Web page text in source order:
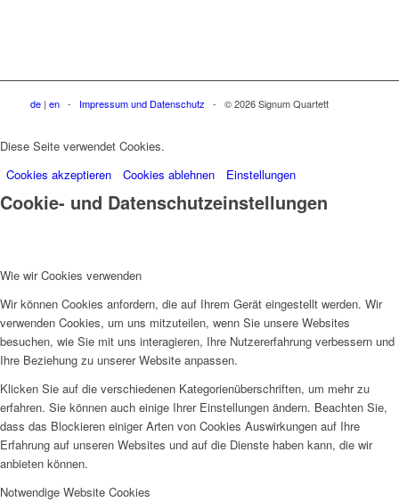
de| en- Impressum und Datenschutz - © 2026 Signum Quartett
Diese Seite verwendet Cookies.
Cookies akzeptieren
Cookies ablehnen Einstellungen
Cookie- und Datenschutzeinstellungen
Wie wir Cookies verwenden
Wir können Cookies anfordern, die auf Ihrem Gerät eingestellt werden. Wir
verwenden Cookies, um uns mitzuteilen, wenn Sie unsere Websites
besuchen, wie Sie mit uns interagieren, Ihre Nutzererfahrung verbessern und
Ihre Beziehung zu unserer Website anpassen.
Klicken Sie auf die verschiedenen Kategorienüberschriften, um mehr zu
erfahren. Sie können auch einige Ihrer Einstellungen ändern. Beachten Sie,
dass das Blockieren einiger Arten von Cookies Auswirkungen auf Ihre
Erfahrung auf unseren Websites und auf die Dienste haben kann, die wir
anbieten können.
Notwendige Website Cookies